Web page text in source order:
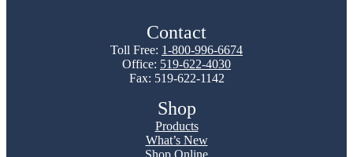
Contact
Toll Free: 1-800-996-6674
Office: 519-622-4030
Fax: 519-622-1142
Shop
Products
What’s New
Shop Online